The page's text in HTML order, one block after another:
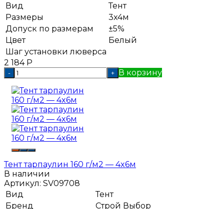
Вид
Тент
Размеры
3x4м
Допуск по размерам
±5%
Цвет
Белый
Шаг установки люверса
2 184 Р
- + В корзину
Тент тарпаулин 160 г/м2 — 4x6м
В наличии
Артикул: SV09708
Вид
Тент
Бренд
Строй Выбор